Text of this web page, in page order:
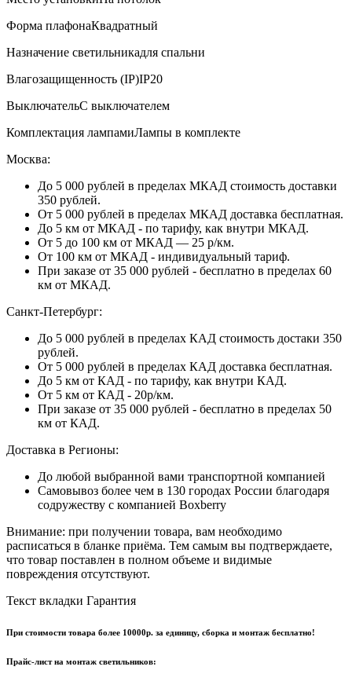
Форма плафонаКвадратный
Назначение светильникадля спальни
Влагозащищенность (IP)IP20
ВыключательС выключателем
Комплектация лампамиЛампы в комплекте
Москва:
До 5 000 рублей в пределах МКАД стоимость доставки
350 рублей.
От 5 000 рублей в пределах МКАД доставка бесплатная.
До 5 км от МКАД - по тарифу, как внутри МКАД.
От 5 до 100 км от МКАД — 25 р/км.
От 100 км от МКАД - индивидуальный тариф.
При заказе от 35 000 рублей - бесплатно в пределах 60
км от МКАД.
Санкт-Петербург:
До 5 000 рублей в пределах КАД стоимость достаки 350
рублей.
От 5 000 рублей в пределах КАД доставка бесплатная.
До 5 км от КАД - по тарифу, как внутри КАД.
От 5 км от КАД - 20р/км.
При заказе от 35 000 рублей - бесплатно в пределах 50
км от КАД.
Доставка в Регионы:
До любой выбранной вами транспортной компанией
Самовывоз более чем в 130 городах России благодаря
содружеству с компанией Boxberry
Внимание: при получении товара, вам необходимо
расписаться в бланке приёма. Тем самым вы подтверждаете,
что товар поставлен в полном объеме и видимые
повреждения отсутствуют.
Текст вкладки Гарантия
При стоимости товара более 10000р. за единицу, сборка и монтаж бесплатно!
Прайс-лист на монтаж светильников: